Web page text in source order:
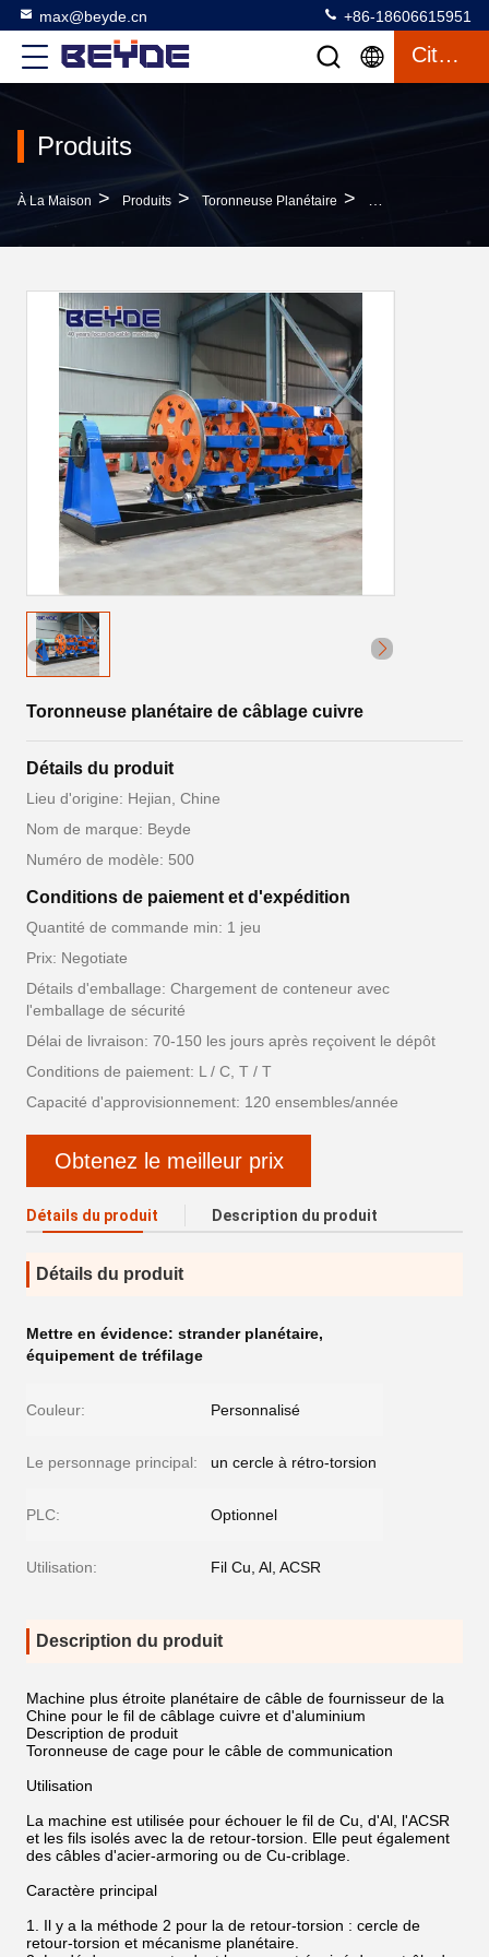
max@beyde.cn +86-18606615951
Citation
Produits
À La Maison > Produits > Toronneuse Planétaire > Toronneuse
Toronneuse planétaire de câblage cuivre
Détails du produit
Lieu d'origine: Hejian, Chine
Nom de marque: Beyde
Numéro de modèle: 500
Conditions de paiement et d'expédition
Quantité de commande min: 1 jeu
Prix: Negotiate
Détails d'emballage: Chargement de conteneur avec
l'emballage de sécurité
Délai de livraison: 70-150 les jours après reçoivent le dépôt
Conditions de paiement: L / C, T / T
Capacité d'approvisionnement: 120 ensembles/année
Obtenez le meilleur prix
Détails du produit Description du produit
Détails du produit
Mettre en évidence: strander planétaire,
équipement de tréfilage
Couleur: Personnalisé
Le personnage principal: un cercle à rétro-torsion
PLC: Optionnel
Utilisation: Fil Cu, Al, ACSR
Description du produit
Machine plus étroite planétaire de câble de fournisseur de la
Chine pour le fil de câblage cuivre et d'aluminium
Description de produit
Toronneuse de cage pour le câble de communication
Utilisation
La machine est utilisée pour échouer le fil de Cu, d'Al, l'ACSR
et les fils isolés avec la de retour-torsion. Elle peut également
des câbles d'acier-armoring ou de Cu-criblage.
Caractère principal
1. Il y a la méthode 2 pour la de retour-torsion : cercle de
retour-torsion et mécanisme planétaire.